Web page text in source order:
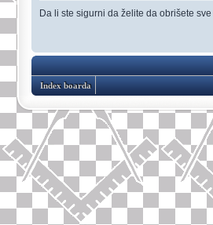
Da li ste sigurni da želite da obrišete
Index boarda